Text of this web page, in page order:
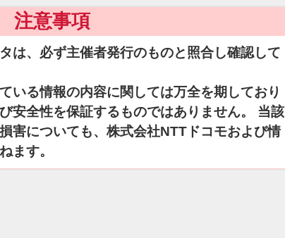
注意事項
は、必ず主催者発行のものと照合し確認して
いる情報の内容に関しては万全を期しており
安全性を保証するものではありません。 当該
害についても、株式会社NTTドコモおよび情
ます。